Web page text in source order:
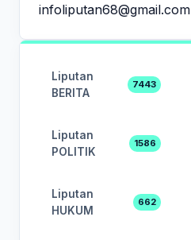
infoliputan68@gmail.com
Liputan
BERITA
7443
Liputan
POLITIK
1586
Liputan
HUKUM
662